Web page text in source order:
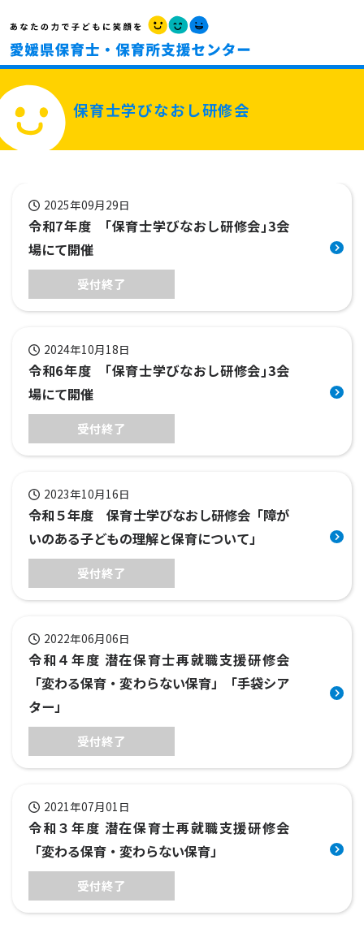
保育士学びなおし研修会
2025年09月29日
令和7年度 ｢保育士学びなおし研修会｣3会
場にて開催
受付終了
2024年10月18日
令和6年度 ｢保育士学びなおし研修会｣3会
場にて開催
受付終了
2023年10月16日
令和５年度 保育士学びなおし研修会「障が
いのある子どもの理解と保育について」
受付終了
2022年06月06日
令和４年度 潜在保育士再就職支援研修会
「変わる保育・変わらない保育」「手袋シア
ター」
受付終了
2021年07月01日
令和３年度 潜在保育士再就職支援研修会
「変わる保育・変わらない保育」
受付終了